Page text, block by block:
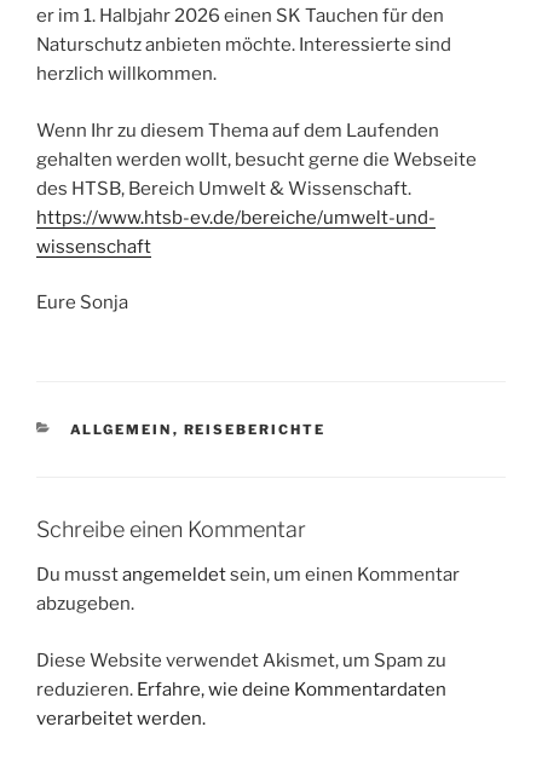
er im 1. Halbjahr 2026 einen SK Tauchen für den
Naturschutz anbieten möchte. Interessierte sind
herzlich willkommen.
Wenn Ihr zu diesem Thema auf dem Laufenden
gehalten werden wollt, besucht gerne die Webseite
des HTSB, Bereich Umwelt & Wissenschaft.
https://www.htsb-ev.de/bereiche/umwelt-und-
wissenschaft
Eure Sonja
KATEGORIEN
ALLGEMEIN , REISEBERICHTE
Schreibe einen Kommentar
Du musstangemeldetsein, um einen Kommentar
abzugeben.
Diese Website verwendet Akismet, um Spam zu
reduzieren. Erfahre, wie deine Kommentardaten
verarbeitet werden.